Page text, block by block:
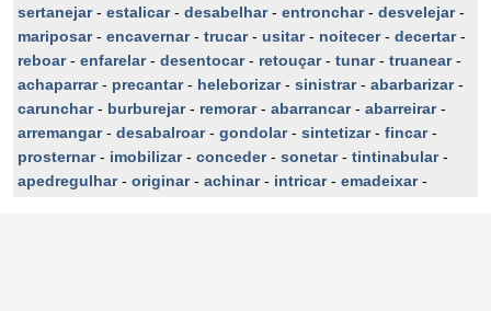
sertanejar- estalicar- desabelhar- entronchar- desvelejar-
mariposar- encavernar- trucar- usitar- noitecer- decertar-
reboar- enfarelar- desentocar- retouçar- tunar- truanear-
achaparrar- precantar- heleborizar- sinistrar- abarbarizar-
carunchar- burburejar- remorar- abarrancar- abarreirar-
arremangar- desabalroar- gondolar- sintetizar- fincar-
prosternar- imobilizar- conceder- sonetar- tintinabular-
apedregulhar- originar- achinar- intricar- emadeixar-